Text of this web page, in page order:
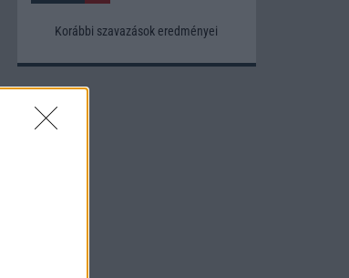
Korábbi szavazások eredményei